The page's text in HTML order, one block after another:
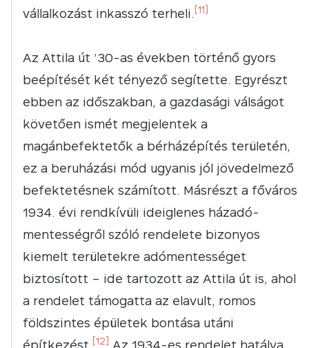
vállalkozást inkasszó terheli. [11]
Az Attila út ’30-as években történő gyors
beépítését két tényező segítette. Egyrészt
ebben az időszakban, a gazdasági válságot
követően ismét megjelentek a
magánbefektetők a bérházépítés területén,
ez a beruházási mód ugyanis jól jövedelmező
befektetésnek számított. Másrészt a főváros
1934. évi rendkívüli ideiglenes házadó-
mentességről szóló rendelete bizonyos
kiemelt területekre adómentességet
biztosított – ide tartozott az Attila út is, ahol
a rendelet támogatta az elavult, romos
földszintes épületek bontása utáni
építkezést.
[12] Az 1934-es rendelet hatálya